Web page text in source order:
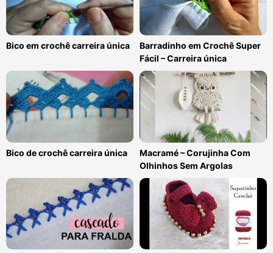
Bico em crochê carreira única
Barradinho em Crochê Super
Fácil – Carreira única
Bico de crochê carreira única
Macramé – Corujinha Com
Olhinhos Sem Argolas